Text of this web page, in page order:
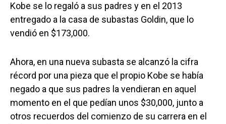
Kobe se lo regaló a sus padres y en el 2013
entregado a la casa de subastas Goldin, que lo
vendió en $173,000.
Ahora, en una nueva subasta se alcanzó la cifra
récord por una pieza que el propio Kobe se había
negado a que sus padres la vendieran en aquel
momento en el que pedían unos $30,000, junto a
otros recuerdos del comienzo de su carrera en el